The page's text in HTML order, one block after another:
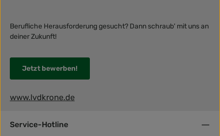
Berufliche Herausforderung gesucht? Dann schraub' mit uns an
deiner Zukunft!
Jetzt bewerben!
www.lvdkrone.de
Service-Hotline